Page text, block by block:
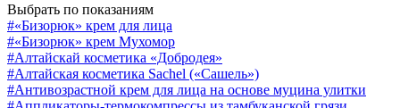
Выбрать по показаниям
#«Бизорюк» крем для лица
#«Бизорюк» крем Мухомор
#Алтайскай косметика «Добродея»
#Алтайская косметика Sachel («Сашель»)
#Антивозрастной крем для лица на основе муцина улитки